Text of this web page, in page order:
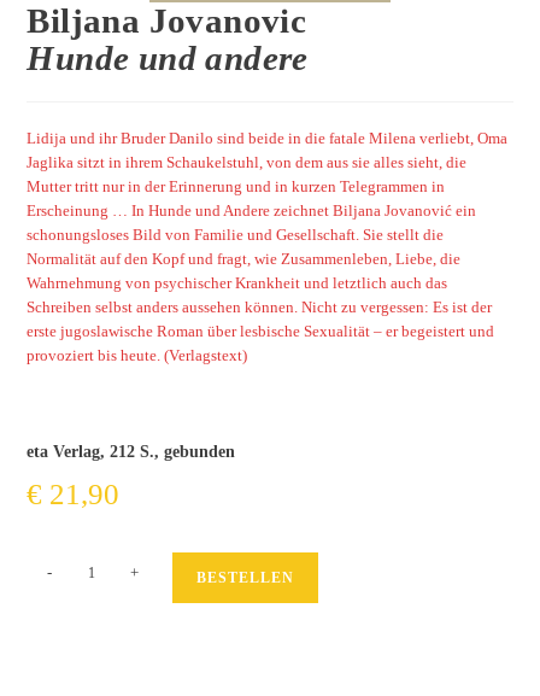
Biljana Jovanovic
Hunde und andere
Lidija und ihr Bruder Danilo sind beide in die fatale Milena verliebt, Oma
Jaglika sitzt in ihrem Schaukelstuhl, von dem aus sie alles sieht, die
Mutter tritt nur in der Erinnerung und in kurzen Telegrammen in
Erscheinung … In Hunde und Andere zeichnet Biljana Jovanović ein
schonungsloses Bild von Familie und Gesellschaft. Sie stellt die
Normalität auf den Kopf und fragt, wie Zusammenleben, Liebe, die
Wahrnehmung von psychischer Krankheit und letztlich auch das
Schreiben selbst anders aussehen können. Nicht zu vergessen: Es ist der
erste jugoslawische Roman über lesbische Sexualität – er begeistert und
provoziert bis heute. (Verlagstext)
eta Verlag, 212 S., gebunden
€ 21,90
- + BESTELLEN